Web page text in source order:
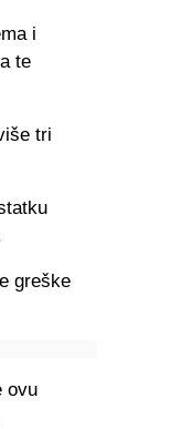
i
te
tri
greške
ovu